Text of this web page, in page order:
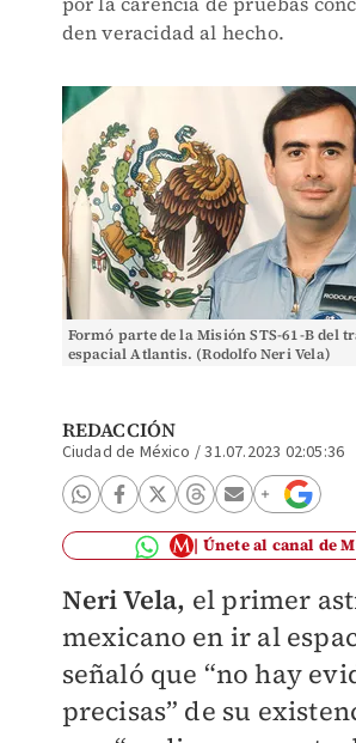
den veracidad al hecho.
Formó parte de la Misión STS-61-B del
espacial Atlantis. (Rodolfo Neri Vela)
REDACCIÓN
Ciudad de México /31.07.2023 02:05:36
Únete al canal de
Neri Vela, el primer
mexicano en ir al
señaló que “no hay
precisas” de su